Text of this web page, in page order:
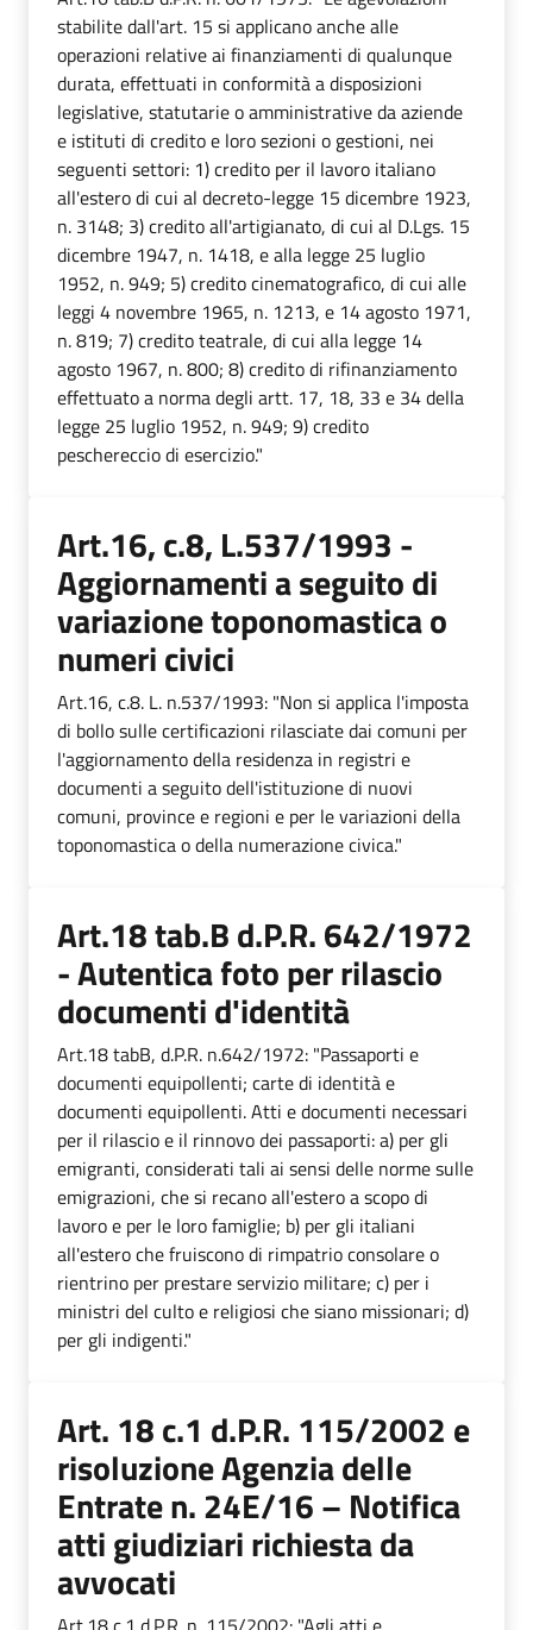
stabilite dall'art. 15 si applicano anche alle
operazioni relative ai finanziamenti di qualunque
durata, effettuati in conformità a disposizioni
legislative, statutarie o amministrative da aziende
e istituti di credito e loro sezioni o gestioni, nei
seguenti settori: 1) credito per il lavoro italiano
all'estero di cui al decreto-legge 15 dicembre 1923,
n. 3148; 3) credito all'artigianato, di cui al D.Lgs. 15
dicembre 1947, n. 1418, e alla legge 25 luglio
1952, n. 949; 5) credito cinematografico, di cui alle
leggi 4 novembre 1965, n. 1213, e 14 agosto 1971,
n. 819; 7) credito teatrale, di cui alla legge 14
agosto 1967, n. 800; 8) credito di rifinanziamento
effettuato a norma degli artt. 17, 18, 33 e 34 della
legge 25 luglio 1952, n. 949; 9) credito
peschereccio di esercizio."
Art.16, c.8, L.537/1993 -
Aggiornamenti a seguito di
variazione toponomastica o
numeri civici
Art.16, c.8. L. n.537/1993: "Non si applica l'imposta
di bollo sulle certificazioni rilasciate dai comuni per
l'aggiornamento della residenza in registri e
documenti a seguito dell'istituzione di nuovi
comuni, province e regioni e per le variazioni della
toponomastica o della numerazione civica."
Art.18 tab.B d.P.R. 642/1972
- Autentica foto per rilascio
documenti d'identità
Art.18 tabB, d.P.R. n.642/1972: "Passaporti e
documenti equipollenti; carte di identità e
documenti equipollenti. Atti e documenti necessari
per il rilascio e il rinnovo dei passaporti: a) per gli
emigranti, considerati tali ai sensi delle norme sulle
emigrazioni, che si recano all'estero a scopo di
lavoro e per le loro famiglie; b) per gli italiani
all'estero che fruiscono di rimpatrio consolare o
rientrino per prestare servizio militare; c) per i
ministri del culto e religiosi che siano missionari; d)
per gli indigenti."
Art. 18 c.1 d.P.R. 115/2002 e
risoluzione Agenzia delle
Entrate n. 24E/16 – Notifica
atti giudiziari richiesta da
avvocati